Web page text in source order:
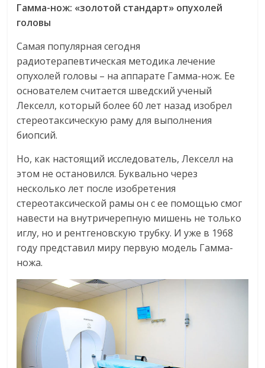
Гамма-нож: «золотой стандарт» опухолей
головы
Самая популярная сегодня
радиотерапевтическая методика лечение
опухолей головы – на аппарате Гамма-нож. Ее
основателем считается шведский ученый
Лекселл, который более 60 лет назад изобрел
стереотаксическую раму для выполнения
биопсий.
Но, как настоящий исследователь, Лекселл на
этом не остановился. Буквально через
несколько лет после изобретения
стереотаксической рамы он с ее помощью смог
навести на внутричерепную мишень не только
иглу, но и рентгеновскую трубку. И уже в 1968
году представил миру первую модель Гамма-
ножа.